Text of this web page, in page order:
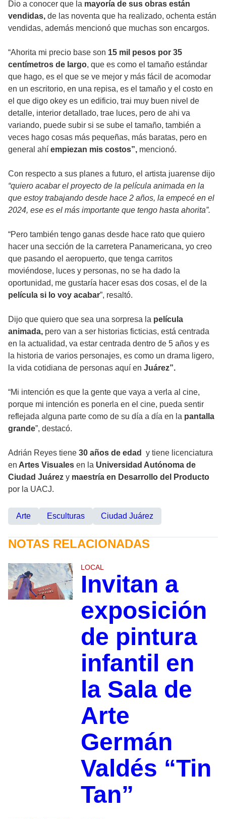
Dio a conocer que la mayoría de sus obras están
vendidas, de las noventa que ha realizado, ochenta están
vendidas, además mencionó que muchas son encargos.
“Ahorita mi precio base son 15 mil pesos por 35
centímetros de largo, que es como el tamaño estándar
que hago, es el que se ve mejor y más fácil de acomodar
en un escritorio, en una repisa, es el tamaño y el costo en
el que digo okey es un edificio, trai muy buen nivel de
detalle, interior detallado, trae luces, pero de ahi va
variando, puede subir si se sube el tamaño, también a
veces hago cosas más pequeñas, más baratas, pero en
general ahí empiezan mis costos”, mencionó.
Con respecto a sus planes a futuro, el artista juarense dijo
“quiero acabar el proyecto de la película animada en la
que estoy trabajando desde hace 2 años, la empecé en el
2024, ese es el más importante que tengo hasta ahorita”.
“Pero también tengo ganas desde hace rato que quiero
hacer una sección de la carretera Panamericana, yo creo
que pasando el aeropuerto, que tenga carritos
moviéndose, luces y personas, no se ha dado la
oportunidad, me gustaría hacer esas dos cosas, el de la
película si lo voy acabar”, resaltó.
Dijo que quiero que sea una sorpresa la película
animada, pero van a ser historias ficticias, está centrada
en la actualidad, va estar centrada dentro de 5 años y es
la historia de varios personajes, es como un drama ligero,
la vida cotidiana de personas aquí en Juárez”.
“Mi intención es que la gente que vaya a verla al cine,
porque mi intención es ponerla en el cine, pueda sentir
reflejada alguna parte como de su día a día en la pantalla
grande”, destacó.
Adrián Reyes tiene 30 años de edad
y tiene licenciatura
en Artes Visuales en la Universidad Autónoma de
Ciudad Juárez y maestría en Desarrollo del Producto
por la UACJ.
Arte Esculturas Ciudad Juárez
NOTAS RELACIONADAS
LOCAL
Invitan a
exposición
de pintura
infantil en
la Sala de
Arte
Germán
Valdés “Tin
Tan”